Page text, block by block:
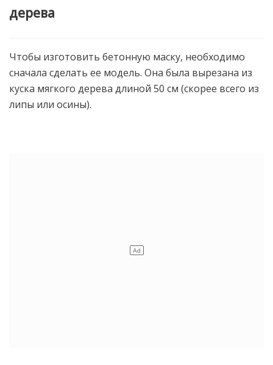
дерева
Чтобы изготовить бетонную маску, необходимо
сначала сделать ее модель. Она была вырезана из
куска мягкого дерева длиной 50 см (скорее всего из
липы или осины).